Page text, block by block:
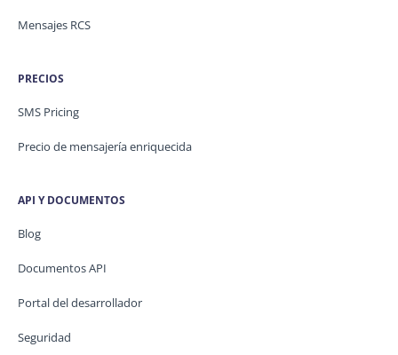
Mensajes RCS
PRECIOS
SMS Pricing
Precio de mensajería enriquecida
API Y DOCUMENTOS
Blog
Documentos API
Portal del desarrollador
Seguridad